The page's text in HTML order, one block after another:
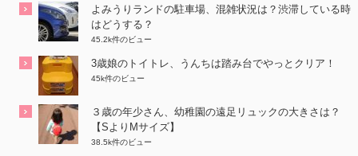
よみうりランドの駐車場、混雑状況は？渋滞している時
はどうする？
45.2k件のビュー
3歳娘のトイトレ、うんちは踏み台でやっとクリア！
45k件のビュー
３歳の年少さん、幼稚園の遠足リュックの大きさは？
【SよりMサイズ】
38.5k件のビュー